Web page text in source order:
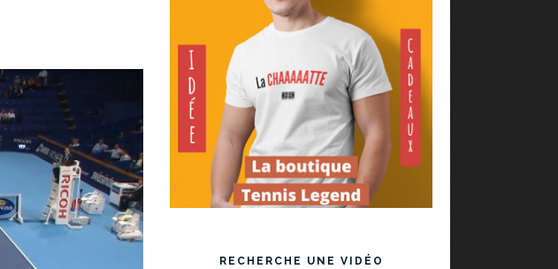
RECHERCHE UNE VIDÉO